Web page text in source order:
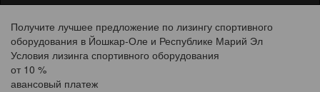
Получите лучшее предложение по лизингу спортивного
оборудования в Йошкар-Оле и Республике Марий Эл
Условия лизинга спортивного оборудования
от 10 %
авансовый платеж